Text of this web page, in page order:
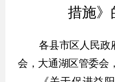
措施》
各县市区人民政
会，大通湖区管委会